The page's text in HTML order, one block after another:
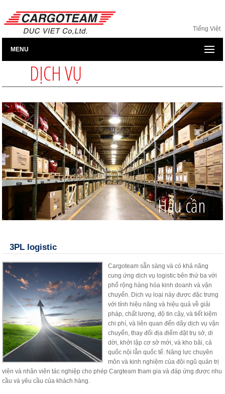
MENU
Tiếng Việt
DỊCH VỤ
Hậu cần
3PL logistic
Cargoteam sẵn sàng và có khả năng
cung ứng dịch vụ logistic bên thứ ba với
phổ rộng hàng hóa kinh doanh và vận
chuyển. Dịch vụ loại này được đặc trưng
với tính hiệu năng và hiệu quả về giải
pháp, chất lượng, độ tin cậy, và tiết kiệm
chi phí, và liên quan đến dãy dịch vụ vận
chuyển, thay đổi địa điểm đặt trụ sở, di
dời, khởi lập cơ sở mới, và kho bãi, cả
quốc nội lẫn quốc tế. Năng lực chuyên
môn và kinh nghiệm của đội ngũ quản trị
viên và nhân viên tác nghiệp cho phép Cargteam tham gia và đáp ứng được nhu
cầu và yêu cầu của khách hàng.